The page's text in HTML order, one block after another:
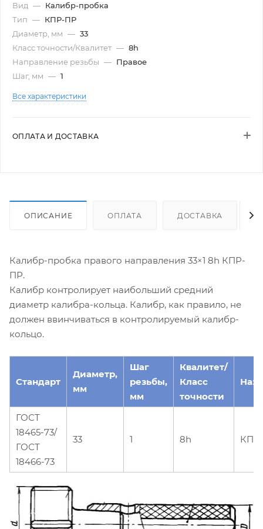
Вид — Калибр-пробка
Тип — КПР-ПР
Диаметр, мм — 33
Класс точности/Квалитет — 8h
Направление резьбы — Правое
Шаг, мм — 1
Все характеристики
ОПЛАТА И ДОСТАВКА
ОПИСАНИЕ ОПЛАТА ДОСТАВКА
Калибр-пробка правого направления 33×1 8h КПР-
ПР.
Калибр контролирует наибольший средний
диаметр калибра-кольца. Калибр, как правило, не
должен ввинчиваться в контролируемый калибр-
кольцо.
Стандарт
Диаметр,
мм
Шаг
резьбы,
мм
Квалитет/
Класс
точности
ГОСТ
18465-73/
ГОСТ
18466-73
33 1 8h